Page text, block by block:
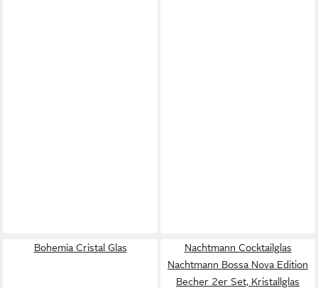
Bohemia Cristal Glas
Nachtmann Cocktailglas
Nachtmann Bossa Nova Edition
Becher 2er Set, Kristallglas